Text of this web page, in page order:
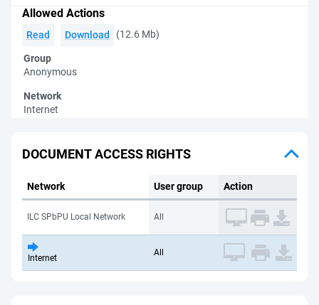
Allowed Actions
Read Download (12.6 Mb)
Group
Anonymous
Network
Internet
DOCUMENT ACCESS RIGHTS
Network User group Action
ILC SPbPU Local Network All
Internet
All